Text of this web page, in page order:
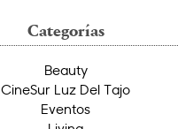
Categorías
Beauty
CineSur Luz Del Tajo
Eventos